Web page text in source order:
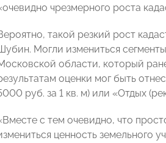
чрезмерного роста
такой резкий рост
Могли измениться
области, который
оценки мог быть
руб. за 1 кв. м) или «Отдых
с тем очевидно, что
ценность земельного